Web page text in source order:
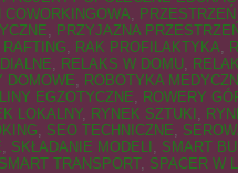
COWORKINGOWA,
, PRZYJAZNA
RAFTING, RAK PROFILAKTYKA,
, RELAKS W DOMU,
DOMOWE, ROBOTYKA
EGZOTYCZNE, ROWERY
LOKALNY, RYNEK SZTUKI ,
, SEO TECHNICZNE,
, SKŁADANIE MODELI , SMART
SMART TRANSPORT, SPACER W